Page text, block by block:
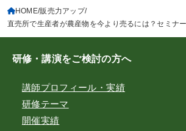
HOME 販売力アップ
直売所で生産者が農産物を今より売るには？セミナ
研修・講演をご検討の方へ
講師プロフィール・実績
研修テーマ
開催実績